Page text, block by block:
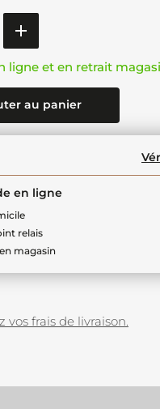
ligne et en retrait
au panier
en ligne
relais
magasin
vos frais de livraison.